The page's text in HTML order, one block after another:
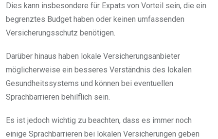
Dies kann insbesondere für Expats von Vorteil sein, die ein
begrenztes Budget haben oder keinen umfassenden
Versicherungsschutz benötigen.
Darüber hinaus haben lokale Versicherungsanbieter
möglicherweise ein besseres Verständnis des lokalen
Gesundheitssystems und können bei eventuellen
Sprachbarrieren behilflich sein.
Es ist jedoch wichtig zu beachten, dass es immer noch
einige Sprachbarrieren bei lokalen Versicherungen geben